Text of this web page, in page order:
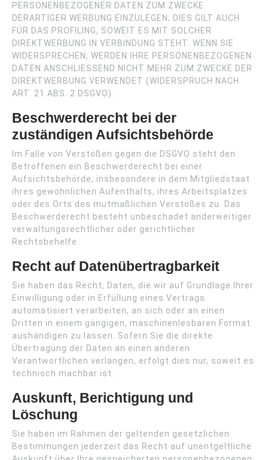
PERSONENBEZOGENER DATEN ZUM ZWECKE
DERARTIGER WERBUNG EINZULEGEN; DIES GILT AUCH
FÜR DAS PROFILING, SOWEIT ES MIT SOLCHER
DIREKTWERBUNG IN VERBINDUNG STEHT. WENN SIE
WIDERSPRECHEN, WERDEN IHRE PERSONENBEZOGENEN
DATEN ANSCHLIESSEND NICHT MEHR ZUM ZWECKE DER
DIREKTWERBUNG VERWENDET (WIDERSPRUCH NACH
ART. 21 ABS. 2 DSGVO).
Beschwerde­recht bei der
zuständigen Aufsichts­behörde
Im Falle von Verstößen gegen die DSGVO steht den
Betroffenen ein Beschwerderecht bei einer
Aufsichtsbehörde, insbesondere in dem Mitgliedstaat
ihres gewöhnlichen Aufenthalts, ihres Arbeitsplatzes
oder des Orts des mutmaßlichen Verstoßes zu. Das
Beschwerderecht besteht unbeschadet anderweitiger
verwaltungsrechtlicher oder gerichtlicher
Rechtsbehelfe.
Recht auf Daten­übertrag­barkeit
Sie haben das Recht, Daten, die wir auf Grundlage Ihrer
Einwilligung oder in Erfüllung eines Vertrags
automatisiert verarbeiten, an sich oder an einen
Dritten in einem gängigen, maschinenlesbaren Format
aushändigen zu lassen. Sofern Sie die direkte
Übertragung der Daten an einen anderen
Verantwortlichen verlangen, erfolgt dies nur, soweit es
technisch machbar ist.
Auskunft, Berichtigung und
Löschung
Sie haben im Rahmen der geltenden gesetzlichen
Bestimmungen jederzeit das Recht auf unentgeltliche